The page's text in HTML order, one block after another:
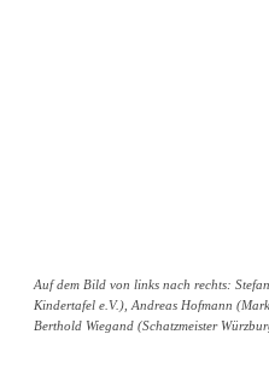
Auf dem Bild von links nach rechts:
Kindertafel e.V.), Andreas Hofmann
Berthold Wiegand (Schatzmeister